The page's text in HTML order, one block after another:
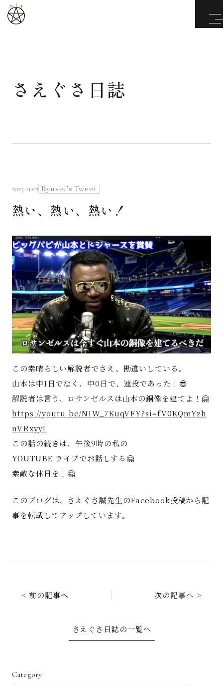
武道と医道
さえぐさ日誌
映像庫
著書
Godo AIAとは
お知らせ
特定商取引法に基づく表記
さえぐさ日誌
2025.11.02 Ryusei's Tweet
熱い、熱い、熱い！
この素晴らしい解説者でさえ、勘違いしている。
山本は中1日でなく、中0日で、連投であった！😎
解説者は言う、ロサンゼルスは山本の銅像を建てよ！🤗
https://youtu.be/N1W_7KuqVFY?si=fV0KQmYzh
nVRxyy1
この話の続きは、午後9時の私の
YOUTUBE ライブでお話しする🤗
素敵な休日を！🤗
このブログは、さえぐさ誠先生のFacebook投稿から記
事を転載してアップしています。
< 前の記事へ 次の記事へ >
さえぐさ日誌の一覧へ
Category